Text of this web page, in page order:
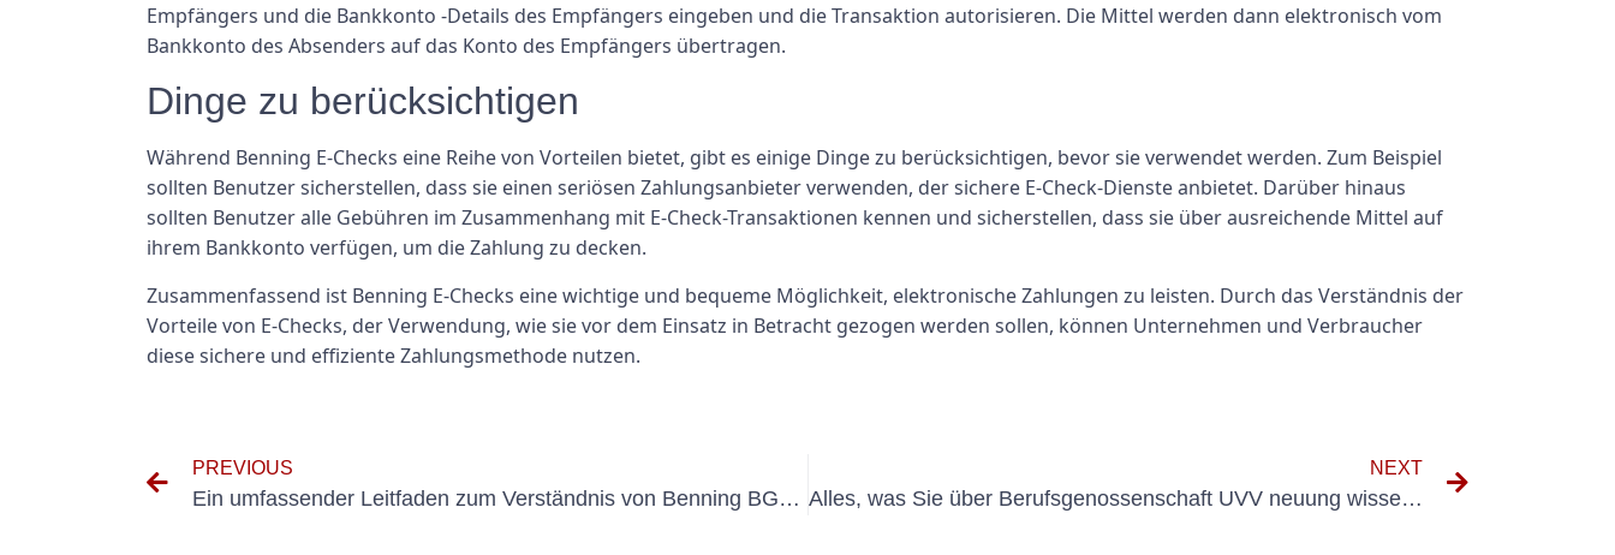
Empfängers und die Bankkonto -Details des Empfängers eingeben und die Transaktion autorisieren. Die Mittel werden dann elektronisch vom
Bankkonto des Absenders auf das Konto des Empfängers übertragen.
Dinge zu berücksichtigen
Während Benning E-Checks eine Reihe von Vorteilen bietet, gibt es einige Dinge zu berücksichtigen, bevor sie verwendet werden. Zum Beispiel
sollten Benutzer sicherstellen, dass sie einen seriösen Zahlungsanbieter verwenden, der sichere E-Check-Dienste anbietet. Darüber hinaus
sollten Benutzer alle Gebühren im Zusammenhang mit E-Check-Transaktionen kennen und sicherstellen, dass sie über ausreichende Mittel auf
ihrem Bankkonto verfügen, um die Zahlung zu decken.
Zusammenfassend ist Benning E-Checks eine wichtige und bequeme Möglichkeit, elektronische Zahlungen zu leisten. Durch das Verständnis der
Vorteile von E-Checks, der Verwendung, wie sie vor dem Einsatz in Betracht gezogen werden sollen, können Unternehmen und Verbraucher
diese sichere und effiziente Zahlungsmethode nutzen.
PREVIOUS
Ein umfassender Leitfaden zum Verständnis von Benning BGV A3 Compliance
NEXT
Alles, was Sie über Berufsgenossenschaft UVV neuung wissen müssen